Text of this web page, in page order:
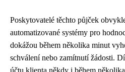
Poskytovatelé těchto půjček
automatizované systémy pro
dokážou během několika minut
schválení nebo zamítnutí žádosti.
účtu klienta někdy i během